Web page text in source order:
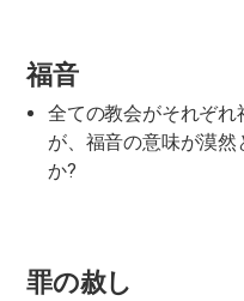
福音
全ての教会がそれぞ
が、福音の意味が漠
か?
罪の赦し